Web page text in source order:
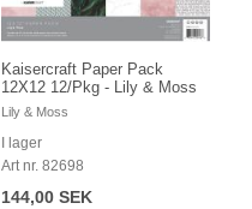
Kaisercraft Paper Pack
12X12 12/Pkg - Lily & Moss
Lily & Moss
I lager
Art nr. 82698
144,00 SEK